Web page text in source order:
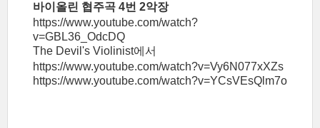
바이올린 협주곡 4번 2악장
https://www.youtube.com/watch?
v=GBL36_OdcDQ
The Devil's Violinist에서
https://www.youtube.com/watch?v=Vy6N077xXZs
https://www.youtube.com/watch?v=YCsVEsQlm7o